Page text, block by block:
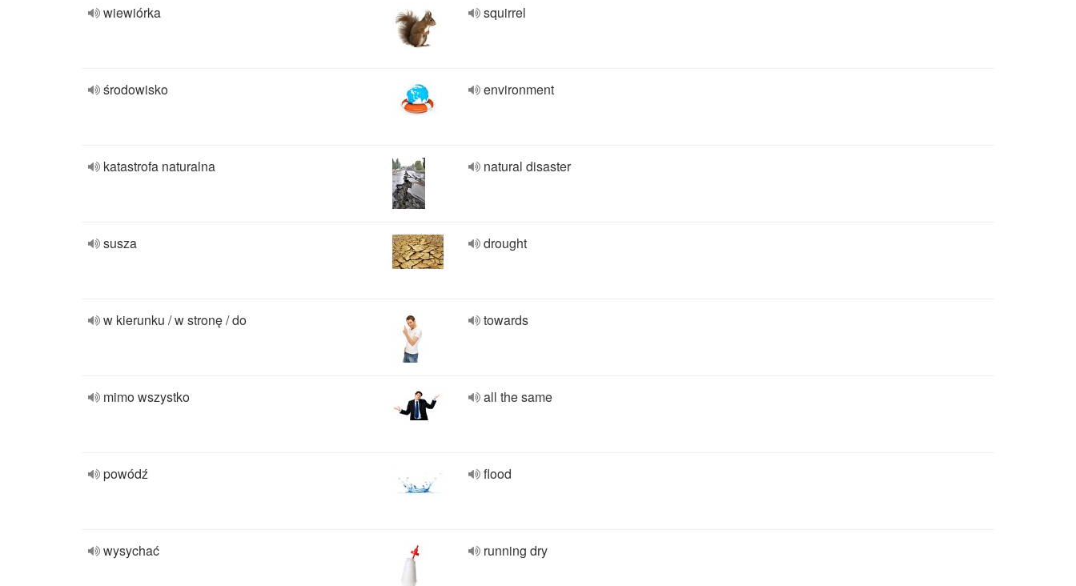
wiewiórka squirrel
środowisko environment
katastrofa naturalna natural disaster
susza drought
w kierunku / w stronę / do towards
mimo wszystko all the same
powódź flood
wysychać running dry